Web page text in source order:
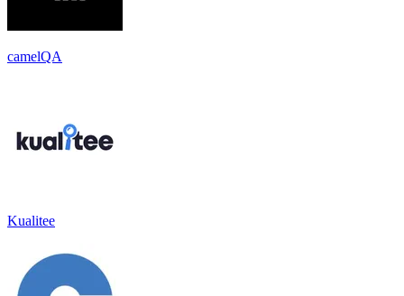
camelQA
Kualitee